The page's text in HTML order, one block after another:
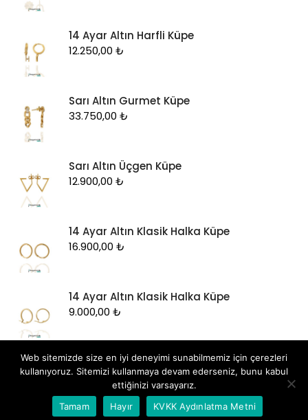
14 Ayar Altın Harfli Küpe
12.250,00 ₺
Sarı Altın Gurmet Küpe
33.750,00 ₺
Sarı Altın Üçgen Küpe
12.900,00 ₺
14 Ayar Altın Klasik Halka Küpe
16.900,00 ₺
14 Ayar Altın Klasik Halka Küpe
9.000,00 ₺
Tüm hakları saklıdır Dizayn: byHedza Ajans.
Whatsapp İletişim
Web sitemizde size en iyi deneyimi sunabilmemiz için çerezleri
kullanıyoruz. Sitemizi kullanmaya devam ederseniz, bunu kabul
ettiğinizi varsayarız.
Tamam
Hayır KVKK Aydınlatma Metni